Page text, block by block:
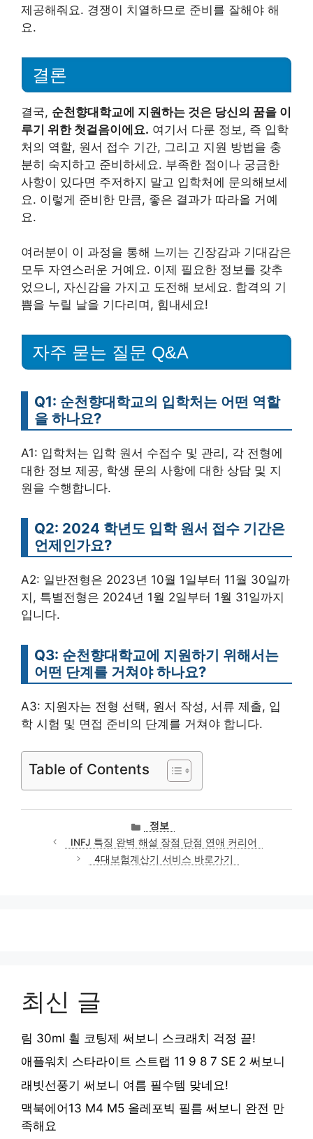
제공해줘요. 경쟁이 치열하므로 준비를 잘해야 해
요.
결론
결국, 순천향대학교에 지원하는 것은 당신의 꿈을 이
루기 위한 첫걸음이에요. 여기서 다룬 정보, 즉 입학
처의 역할, 원서 접수 기간, 그리고 지원 방법을 충
분히 숙지하고 준비하세요. 부족한 점이나 궁금한
사항이 있다면 주저하지 말고 입학처에 문의해보세
요. 이렇게 준비한 만큼, 좋은 결과가 따라올 거예
요.
여러분이 이 과정을 통해 느끼는 긴장감과 기대감은
모두 자연스러운 거예요. 이제 필요한 정보를 갖추
었으니, 자신감을 가지고 도전해 보세요. 합격의 기
쁨을 누릴 날을 기다리며, 힘내세요!
자주 묻는 질문 Q&A
Q1: 순천향대학교의 입학처는 어떤 역할
을 하나요?
A1: 입학처는 입학 원서 수접수 및 관리, 각 전형에
대한 정보 제공, 학생 문의 사항에 대한 상담 및 지
원을 수행합니다.
Q2: 2024 학년도 입학 원서 접수 기간은
언제인가요?
A2: 일반전형은 2023년 10월 1일부터 11월 30일까
지, 특별전형은 2024년 1월 2일부터 1월 31일까지
입니다.
Q3: 순천향대학교에 지원하기 위해서는
어떤 단계를 거쳐야 하나요?
A3: 지원자는 전형 선택, 원서 작성, 서류 제출, 입
학 시험 및 면접 준비의 단계를 거쳐야 합니다.
Table of Contents
카
테
고
리
정보
INFJ 특징 완벽 해설 장점 단점 연애 커리어
4대보험계산기 서비스 바로가기
최신 글
림 30ml 휠 코팅제 써보니 스크래치 걱정 끝!
애플워치 스타라이트 스트랩 11 9 8 7 SE 2 써보니
래빗선풍기 써보니 여름 필수템 맞네요!
맥북에어13 M4 M5 올레포빅 필름 써보니 완전 만
족해요